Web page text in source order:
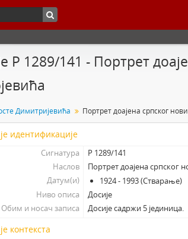
Р 1289/141 - Портрет
Димитријевића
идентификације
Сигнатура
Р 1289/141
Наслов
Портрет доајена српског
Датум(и)
1924 - 1993 (Стварање)
Ниво описа
Досије
Обим и носач записа
Досије садржи 5 јединица.
контекста